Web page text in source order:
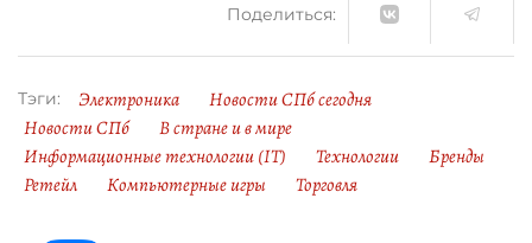
Поделиться:
Тэги: Электроника
Новости СПб сегодня
Новости СПб
В стране и в мире
Информационные технологии (IT)
Технологии
Бренды
Ретейл
Компьютерные игры Торговля